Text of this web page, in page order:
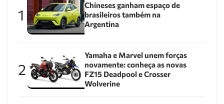
1
Chineses ganham espaço de
brasileiros também na
Argentina
2
Yamaha e Marvel unem forças
novamente: conheça as novas
FZ15 Deadpool e Crosser
Wolverine